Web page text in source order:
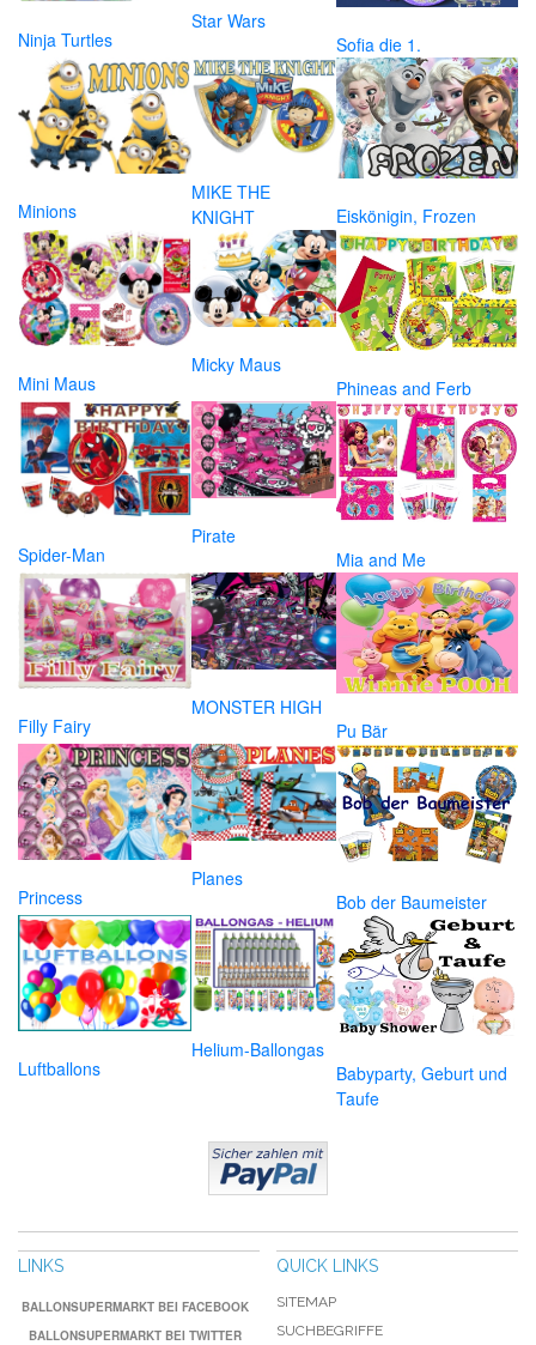
Ninja Turtles
Star Wars
Sofia die 1.
Minions
MIKE THE
KNIGHT
Eiskönigin, Frozen
Mini Maus
Micky Maus
Phineas and Ferb
Spider-Man
Pirate
Mia and Me
Filly Fairy
MONSTER HIGH
Pu Bär
Princess
Planes
Bob der Baumeister
Luftballons
Helium-Ballongas
Babyparty, Geburt und
Taufe
LINKS
BALLONSUPERMARKT BEI FACEBOOK
BALLONSUPERMARKT BEI TWITTER
QUICK LINKS
SITEMAP
SUCHBEGRIFFE